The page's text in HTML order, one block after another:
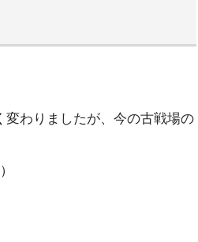
変わりましたが、今の古戦場の